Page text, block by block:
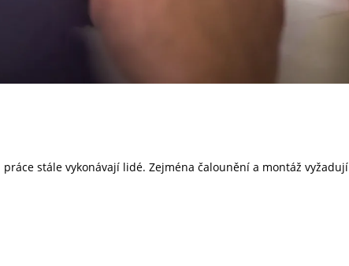
práce stále vykonávají lidé. Zejména čalounění a montáž vyžadují